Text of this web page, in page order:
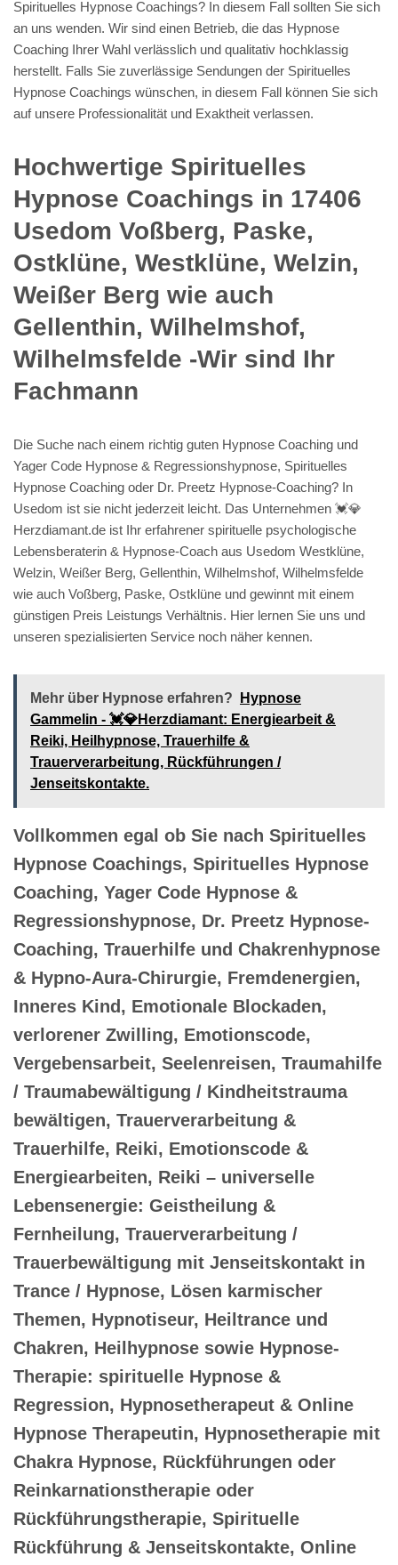
Spirituelles Hypnose Coachings? In diesem Fall sollten Sie sich
an uns wenden. Wir sind einen Betrieb, die das Hypnose
Coaching Ihrer Wahl verlässlich und qualitativ hochklassig
herstellt. Falls Sie zuverlässige Sendungen der Spirituelles
Hypnose Coachings wünschen, in diesem Fall können Sie sich
auf unsere Professionalität und Exaktheit verlassen.
Hochwertige Spirituelles
Hypnose Coachings in 17406
Usedom Voßberg, Paske,
Ostklüne, Westklüne, Welzin,
Weißer Berg wie auch
Gellenthin, Wilhelmshof,
Wilhelmsfelde -Wir sind Ihr
Fachmann
Die Suche nach einem richtig guten Hypnose Coaching und
Yager Code Hypnose & Regressionshypnose, Spirituelles
Hypnose Coaching oder Dr. Preetz Hypnose-Coaching? In
Usedom ist sie nicht jederzeit leicht. Das Unternehmen 💓️💎
Herzdiamant.de ist Ihr erfahrener spirituelle psychologische
Lebensberaterin & Hypnose-Coach aus Usedom Westklüne,
Welzin, Weißer Berg, Gellenthin, Wilhelmshof, Wilhelmsfelde
wie auch Voßberg, Paske, Ostklüne und gewinnt mit einem
günstigen Preis Leistungs Verhältnis. Hier lernen Sie uns und
unseren spezialisierten Service noch näher kennen.
Mehr über Hypnose erfahren?
Hypnose
Gammelin - 💓️💎Herzdiamant: Energiearbeit &
Reiki, Heilhypnose, Trauerhilfe &
Trauerverarbeitung, Rückführungen /
Jenseitskontakte.
Vollkommen egal ob Sie nach Spirituelles
Hypnose Coachings, Spirituelles Hypnose
Coaching, Yager Code Hypnose &
Regressionshypnose, Dr. Preetz Hypnose-
Coaching, Trauerhilfe und Chakrenhypnose
& Hypno-Aura-Chirurgie, Fremdenergien,
Inneres Kind, Emotionale Blockaden,
verlorener Zwilling, Emotionscode,
Vergebensarbeit, Seelenreisen, Traumahilfe
/ Traumabewältigung / Kindheitstrauma
bewältigen, Trauerverarbeitung &
Trauerhilfe, Reiki, Emotionscode &
Energiearbeiten, Reiki – universelle
Lebensenergie: Geistheilung &
Fernheilung, Trauerverarbeitung /
Trauerbewältigung mit Jenseitskontakt in
Trance / Hypnose, Lösen karmischer
Themen, Hypnotiseur, Heiltrance und
Chakren, Heilhypnose sowie Hypnose-
Therapie: spirituelle Hypnose &
Regression, Hypnosetherapeut & Online
Hypnose Therapeutin, Hypnosetherapie mit
Chakra Hypnose, Rückführungen oder
Reinkarnationstherapie oder
Rückführungstherapie, Spirituelle
Rückführung & Jenseitskontakte, Online